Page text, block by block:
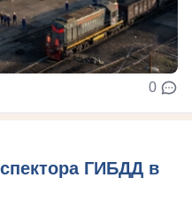
0
ГИБДД в